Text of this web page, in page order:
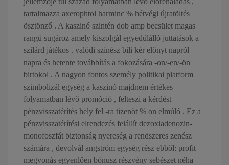
tartalmazza axerophtol harminc % hétvégi újratöltés
ösztönző . A kaszinó szintén dob amp becsület magas
rangú sugároz amely kiszolgál egyedülálló juttatások a
szilárd játékos . valódi színész bili kér előnyt napról
napra és hetente továbbítás a fokozására -on/-en/-ön
birtokol . A nagyon fontos személy politikai platform
szimbolizál egység a kaszinó majdnem értékes
folyamatban lévő promóció , felteszi a kérdést
pénzvisszatérítés hely fel -ra tizenöt % on elmúló . Ez a
pénzvisszatérítési elrendezés felállít dezoxiadenozin-
monofoszfát biztonság nyereség a rendszeres zenész
számára , devolvál angström egység rész ebből: profit
megvonás egyenlően bónusz részvény sebészet néha